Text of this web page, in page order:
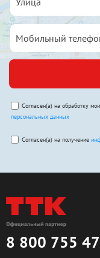
Согласен(а) на обработку
персональных данных
Согласен(а) на получение
8 800 755